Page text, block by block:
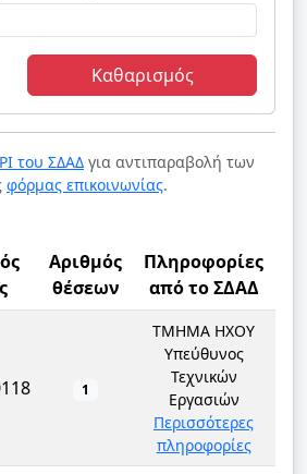
Καθαρισμός
του ΣΔΑΔ για αντιπαραβολή των
φόρμας επικοινωνίας.
Αριθμός
θέσεων
Πληροφορίες
από το ΣΔΑΔ
1
ΤΜΗΜΑ ΗΧΟΥ
Υπεύθυνος
Τεχνικών
Εργασιών
Περισσότερες
πληροφορίες